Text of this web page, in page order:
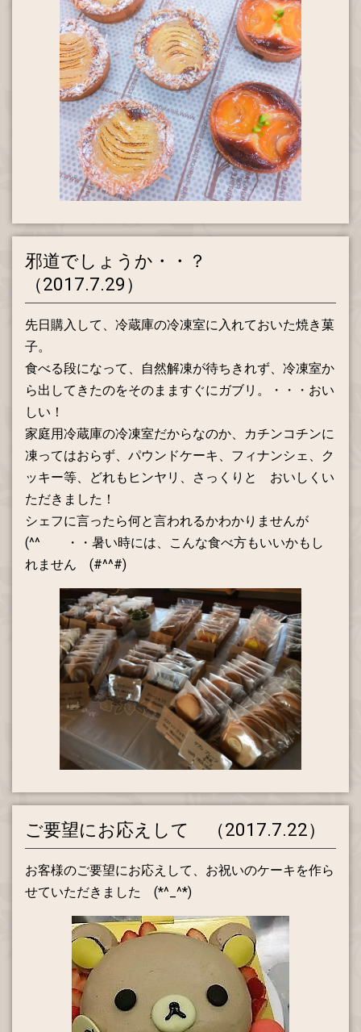
邪道でしょうか・・？
（2017.7.29）
先日購入して、冷蔵庫の冷凍室に入れておいた焼き菓
子。
食べる段になって、自然解凍が待ちきれず、冷凍室か
ら出してきたのをそのまますぐにガブリ。・・・おい
しい！
家庭用冷蔵庫の冷凍室だからなのか、カチンコチンに
凍ってはおらず、パウンドケーキ、フィナンシェ、ク
ッキー等、どれもヒンヤリ、さっくりと おいしくい
ただきました！
シェフに言ったら何と言われるかわかりませんが
(^^ゞ ・・暑い時には、こんな食べ方もいいかもし
れません (#^^#)
ご要望にお応えして （2017.7.22）
お客様のご要望にお応えして、お祝いのケーキを作ら
せていただきました (*^_^*)